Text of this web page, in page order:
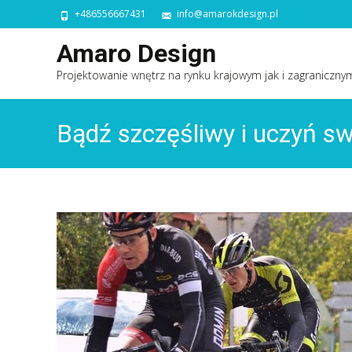
+486556667431 info@amarokdesign.pl
Amaro Design
Projektowanie wnętrz na rynku krajowym jak i
Bądź szczęśliwy i uczyń